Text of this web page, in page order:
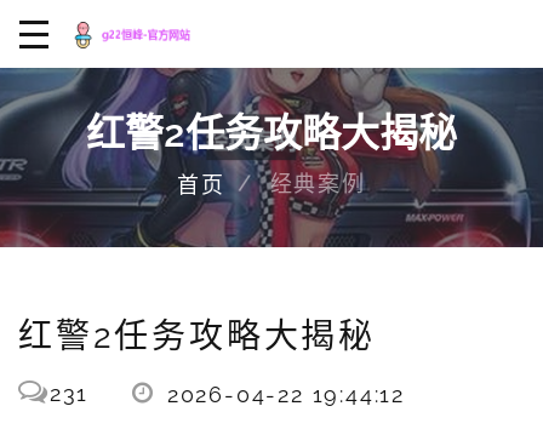
红警2任务攻略大揭秘
首页 经典案例
红警2任务攻略大揭秘
231 2026-04-22 19:44:12